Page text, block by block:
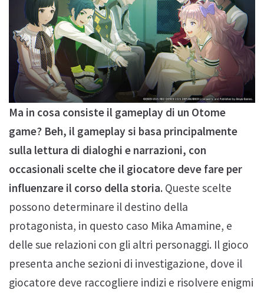
Ma in cosa consiste il gameplay di un Otome
game? Beh, il gameplay si basa principalmente
sulla lettura di dialoghi e narrazioni, con
occasionali scelte che il giocatore deve fare per
influenzare il corso della storia. Queste scelte
possono determinare il destino della
protagonista, in questo caso Mika Amamine, e
delle sue relazioni con gli altri personaggi. Il gioco
presenta anche sezioni di investigazione, dove il
giocatore deve raccogliere indizi e risolvere enigmi